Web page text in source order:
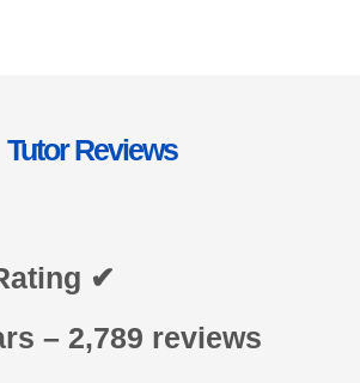
Tutor Reviews
✔
– 2,789 reviews